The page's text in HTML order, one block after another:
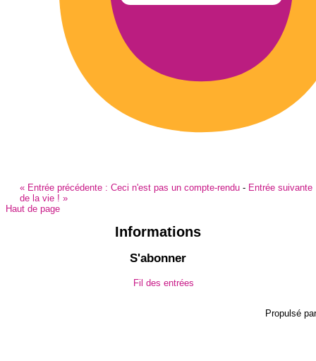
« Entrée précédente : Ceci n'est pas un compte-rendu - Entrée
de la vie ! »
Haut de page
Informations
S'abonner
Fil des entrées
Propulsé